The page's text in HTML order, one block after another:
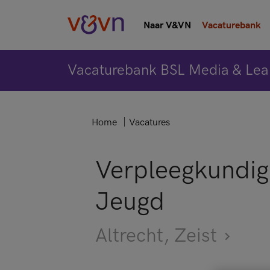
Naar V&VN Vacaturebank
Vacaturebank BSL Media &
Home Vacatures
Jeugd
Altrecht, Zeist